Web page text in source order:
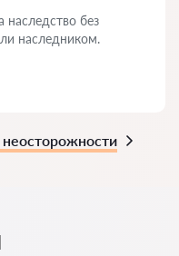
без
наследником.